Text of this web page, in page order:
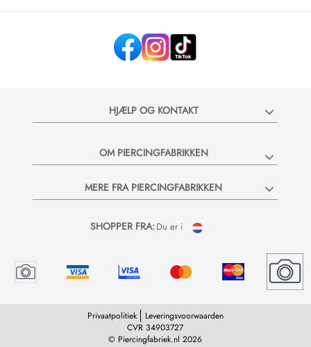
HJÆLP OG KONTAKT
OM PIERCINGFABRIKKEN
MERE FRA PIERCINGFABRIKKEN
SHOPPER FRA:Du er i
© Piercingfabriek.nl 2026
CVR 34903727
Privaatpolitiek Leveringsvoorwaarden